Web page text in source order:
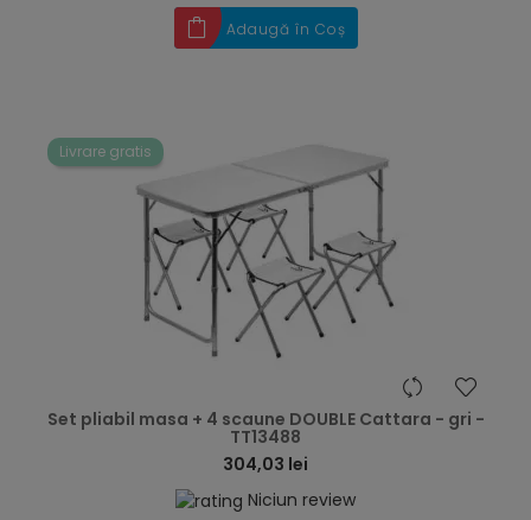
Adaugă în Coș
Livrare gratis
Set pliabil masa + 4 scaune DOUBLE Cattara - gri -
TT13488
304,03 lei
Niciun review